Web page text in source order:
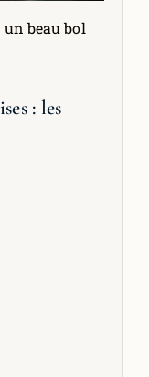
beau bol
: les